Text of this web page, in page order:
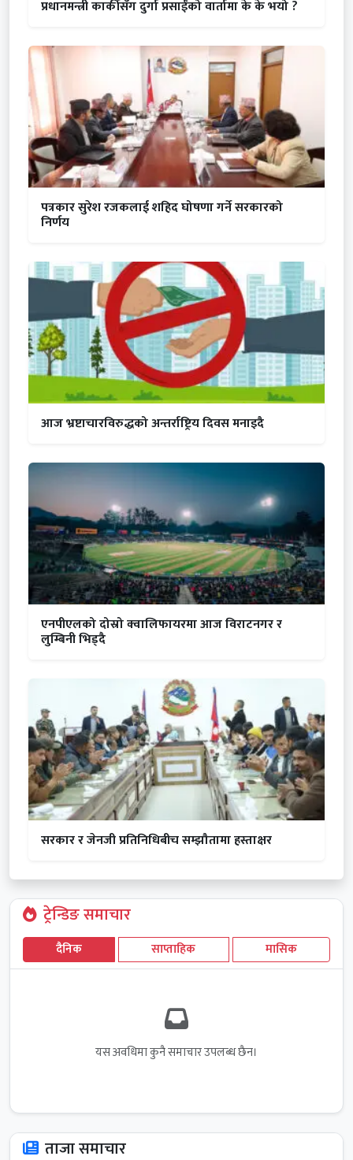
प्रधानमन्त्री कार्कीसँग दुर्गा प्रसाईंको वार्तामा के के भयो ?
पत्रकार सुरेश रजकलाई शहिद घोषणा गर्ने सरकारको
निर्णय
आज भ्रष्टाचारविरुद्धको अन्तर्राष्ट्रिय दिवस मनाइदै
एनपीएलको दोस्रो क्वालिफायरमा आज विराटनगर र
लुम्बिनी भिड्दै
सरकार र जेनजी प्रतिनिधिबीच सम्झौतामा हस्ताक्षर
ट्रेन्डिङ समाचार
दैनिक साप्ताहिक मासिक
यस अवधिमा कुनै समाचार उपलब्ध छैन।
ताजा समाचार